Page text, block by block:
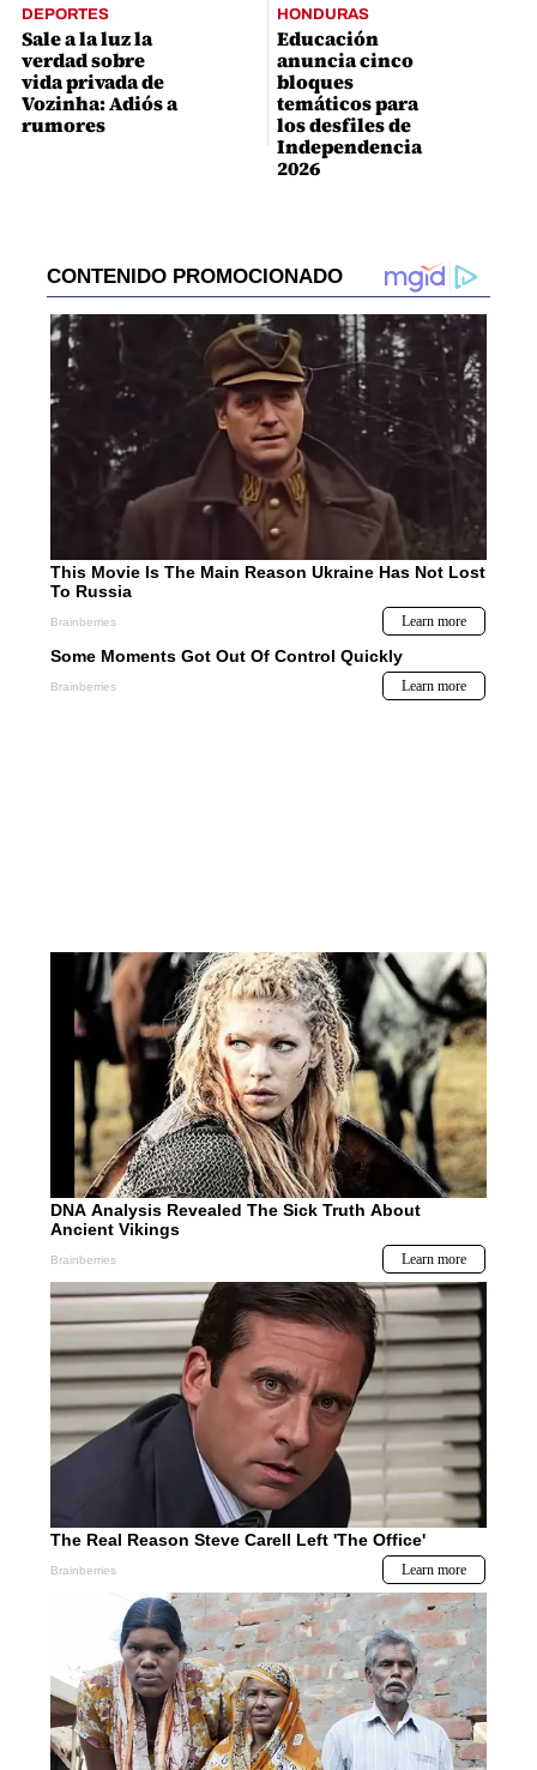
DEPORTES
Sale a la luz la
verdad sobre
vida privada de
Vozinha: Adiós a
rumores
HONDURAS
Educación
anuncia cinco
bloques
temáticos para
los desfiles de
Independencia
2026